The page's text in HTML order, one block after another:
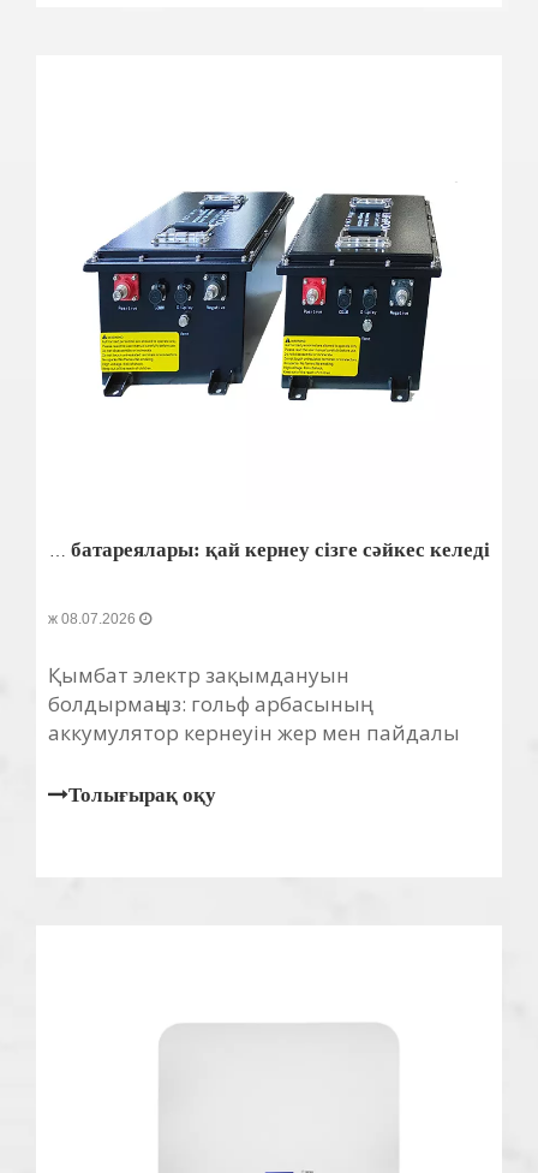
36V vs 48V гольф арбасының батареялары: қай кернеу сізге сәйкес келеді?
Қымбат электр зақымдануын
болдырмаңыз: гольф арбасының
аккумулятор кернеуін жер мен пайдалы
тан асып түсетінін қараңыз.
Толығырақ оқу